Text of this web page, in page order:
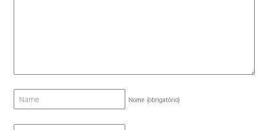
Nome (obrigatório)